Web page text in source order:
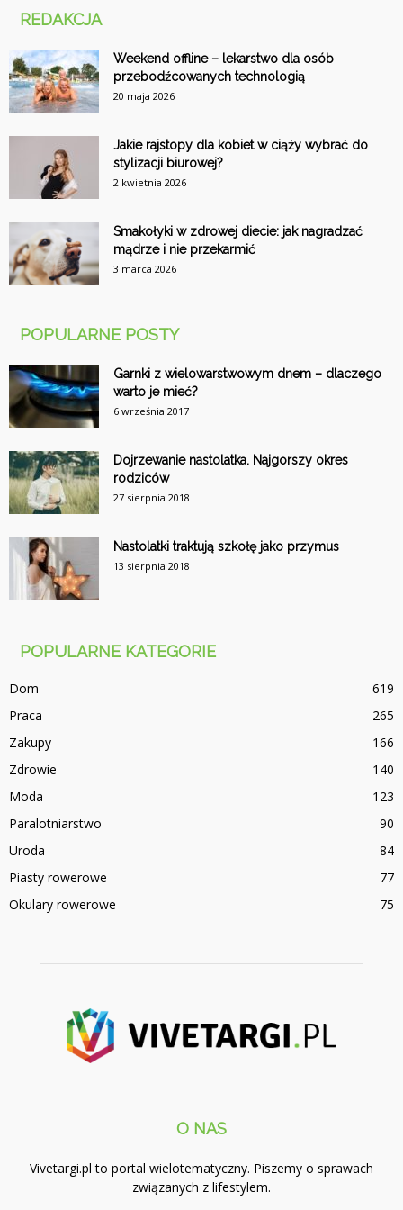
REDAKCJA
Weekend offline – lekarstwo dla osób
przebodźcowanych technologią
20 maja 2026
Jakie rajstopy dla kobiet w ciąży wybrać do
stylizacji biurowej?
2 kwietnia 2026
Smakołyki w zdrowej diecie: jak nagradzać
mądrze i nie przekarmić
3 marca 2026
POPULARNE POSTY
Garnki z wielowarstwowym dnem – dlaczego
warto je mieć?
6 września 2017
Dojrzewanie nastolatka. Najgorszy okres
rodziców
27 sierpnia 2018
Nastolatki traktują szkołę jako przymus
13 sierpnia 2018
POPULARNE KATEGORIE
Dom
619
Praca
265
Zakupy
166
Zdrowie
140
Moda
123
Paralotniarstwo
90
Uroda
84
Piasty rowerowe
77
Okulary rowerowe
75
O NAS
Vivetargi.pl to portal wielotematyczny. Piszemy o sprawach
związanych z lifestylem.